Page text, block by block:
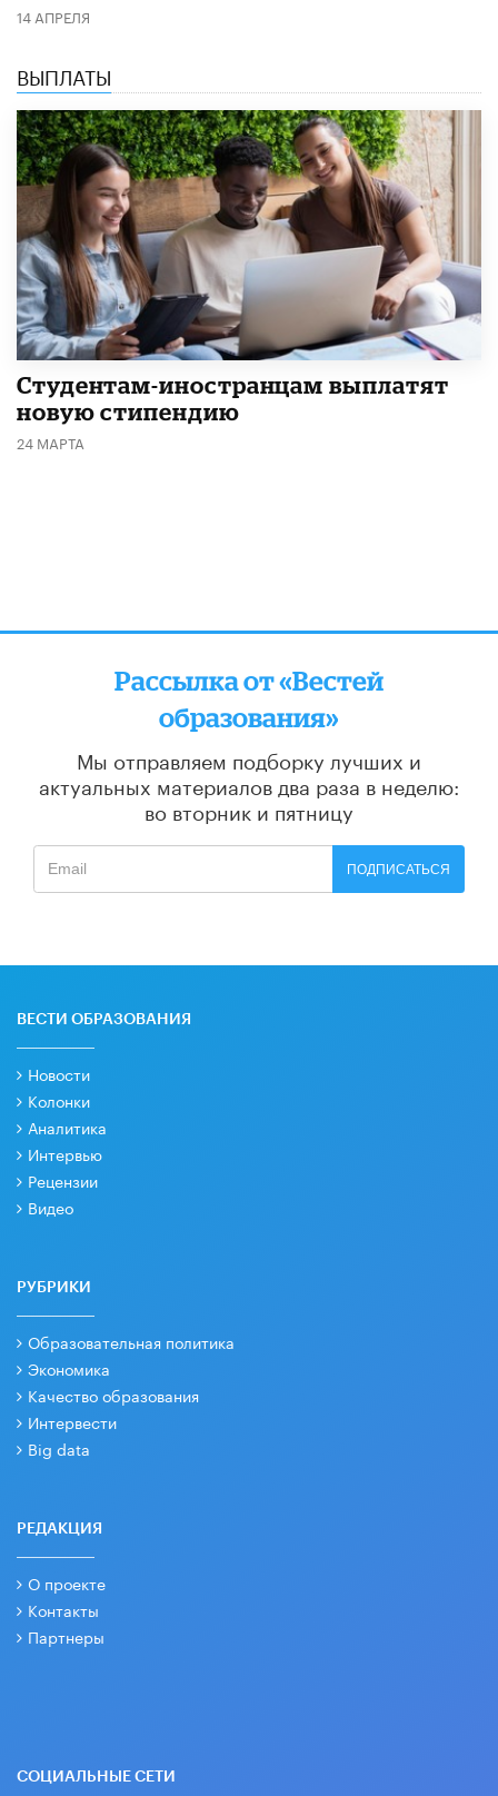
14 АПРЕЛЯ
ВЫПЛАТЫ
Студентам-иностранцам выплатят
новую стипендию
24 МАРТА
Рассылка от «Вестей
образования»
Мы отправляем подборку лучших и
актуальных материалов два раза в неделю:
во вторник и пятницу
ПОДПИСАТЬСЯ
ВЕСТИ ОБРАЗОВАНИЯ
Новости
Колонки
Аналитика
Интервью
Рецензии
Видео
РУБРИКИ
Образовательная политика
Экономика
Качество образования
Интервести
Big data
РЕДАКЦИЯ
О проекте
Контакты
Партнеры
СОЦИАЛЬНЫЕ СЕТИ